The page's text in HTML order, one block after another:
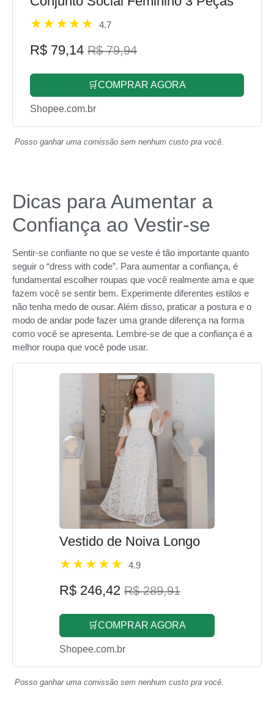
4.7
R$ 79,14 R$ 79,94
🛒COMPRAR AGORA
Shopee.com.br
Posso ganhar uma comissão sem nenhum custo pra você.
Dicas para Aumentar a
Confiança ao Vestir-se
Sentir-se confiante no que se veste é tão importante quanto
seguir o “dress with code”. Para aumentar a confiança, é
fundamental escolher roupas que você realmente ama e que
fazem você se sentir bem. Experimente diferentes estilos e
não tenha medo de ousar. Além disso, praticar a postura e o
modo de andar pode fazer uma grande diferença na forma
como você se apresenta. Lembre-se de que a confiança é a
melhor roupa que você pode usar.
Vestido de Noiva Longo
4.9
R$ 246,42 R$ 289,91
🛒COMPRAR AGORA
Shopee.com.br
Posso ganhar uma comissão sem nenhum custo pra você.